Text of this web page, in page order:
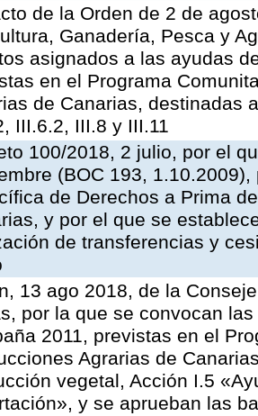
de la Orden de 2 de
Ganadería, Pesca y
asignados a las ayudas
en el Programa
de Canarias, destinadas
III.6.2, III.8 y III.11
100/2018, 2 julio, por el
(BOC 193,
de Derechos a Prima
y por el que se
de transferencias y
13 ago 2018, de la
por la que se convocan
2011, previstas en el
Agrarias de
vegetal, Acción I.5
y se aprueban las